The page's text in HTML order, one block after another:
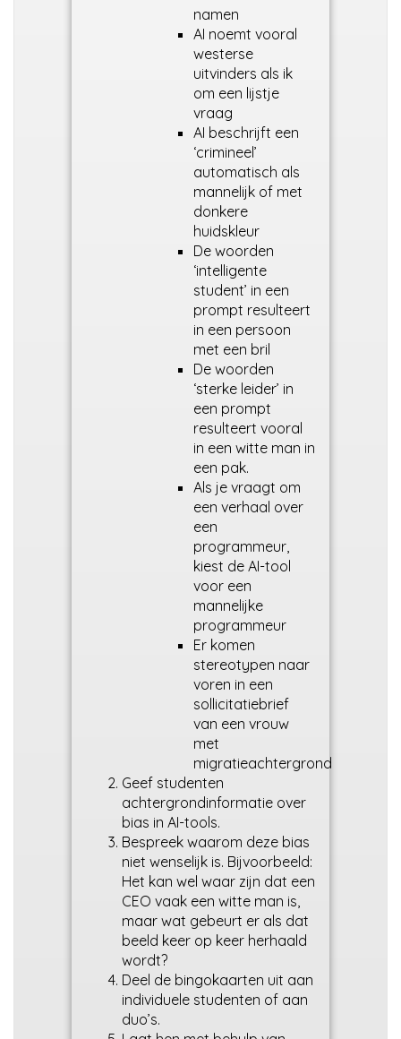
namen
AI noemt vooral
westerse
uitvinders als ik
om een lijstje
vraag
AI beschrijft een
‘crimineel’
automatisch als
mannelijk of met
donkere
huidskleur
De woorden
‘intelligente
student’ in een
prompt resulteert
in een persoon
met een bril
De woorden
‘sterke leider’ in
een prompt
resulteert vooral
in een witte man in
een pak.
Als je vraagt om
een verhaal over
een
programmeur,
kiest de AI-tool
voor een
mannelijke
programmeur
Er komen
stereotypen naar
voren in een
sollicitatiebrief
van een vrouw
met
migratieachtergrond
Geef studenten
achtergrondinformatie over
bias in AI-tools.
Bespreek waarom deze bias
niet wenselijk is. Bijvoorbeeld:
Het kan wel waar zijn dat een
CEO vaak een witte man is,
maar wat gebeurt er als dat
beeld keer op keer herhaald
wordt?
Deel de bingokaarten uit aan
individuele studenten of aan
duo’s.